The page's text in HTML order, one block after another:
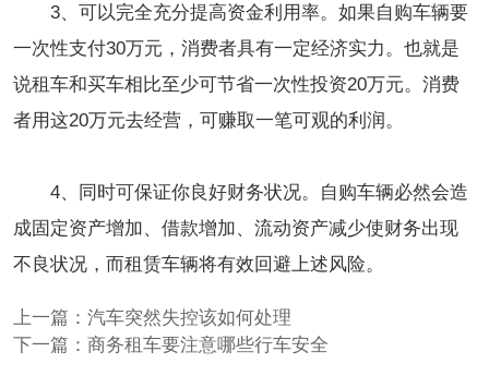
3、可以完全充分提高资金利用率。如果自购车辆要
一次性支付30万元，消费者具有一定经济实力。也就是
说租车和买车相比至少可节省一次性投资20万元。消费
者用这20万元去经营，可赚取一笔可观的利润。
4、同时可保证你良好财务状况。自购车辆必然会造
成固定资产增加、借款增加、流动资产减少使财务出现
不良状况，而租赁车辆将有效回避上述风险。
上一篇： 汽车突然失控该如何处理
下一篇： 商务租车要注意哪些行车安全